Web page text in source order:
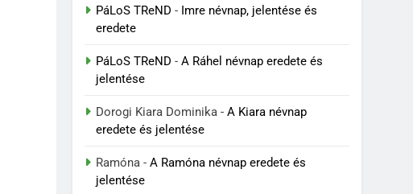
PáLoS TReND - Imre névnap, jelentése és
eredete
PáLoS TReND -A Ráhel névnap eredete és
jelentése
Dorogi Kiara Dominika -A Kiara névnap
eredete és jelentése
Ramóna -A Ramóna névnap eredete és
jelentése